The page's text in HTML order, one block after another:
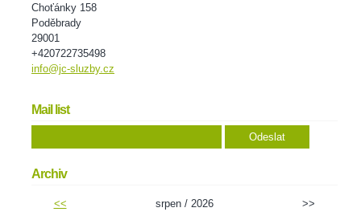
Choťánky 158
Poděbrady
29001
+420722735498
info@jc-sluzby.cz
Mail list
Archiv
<< srpen / 2026 >>